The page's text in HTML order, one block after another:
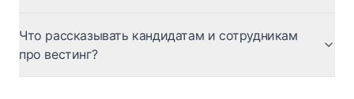
Что рассказывать кандидатам и сотрудникам
про вестинг?